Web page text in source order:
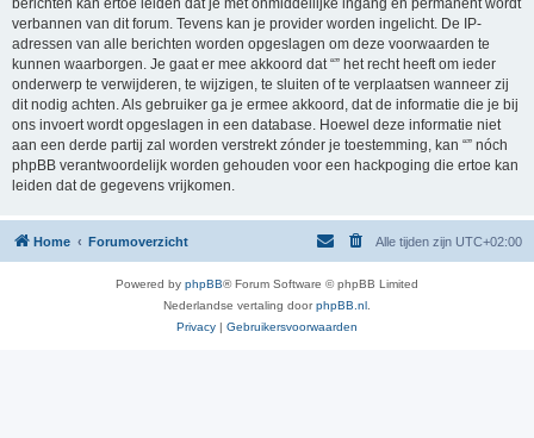
berichten kan ertoe leiden dat je met onmiddellijke ingang en permanent wordt
verbannen van dit forum. Tevens kan je provider worden ingelicht. De IP-
adressen van alle berichten worden opgeslagen om deze voorwaarden te
kunnen waarborgen. Je gaat er mee akkoord dat “” het recht heeft om ieder
onderwerp te verwijderen, te wijzigen, te sluiten of te verplaatsen wanneer zij
dit nodig achten. Als gebruiker ga je ermee akkoord, dat de informatie die je bij
ons invoert wordt opgeslagen in een database. Hoewel deze informatie niet
aan een derde partij zal worden verstrekt zónder je toestemming, kan “” nóch
phpBB verantwoordelijk worden gehouden voor een hackpoging die ertoe kan
leiden dat de gegevens vrijkomen.
Home Forumoverzicht Alle tijden zijn UTC+02:00
Powered by phpBB® Forum Software © phpBB Limited
Nederlandse vertaling doorphpBB.nl
Privacy | Gebruikersvoorwaarden